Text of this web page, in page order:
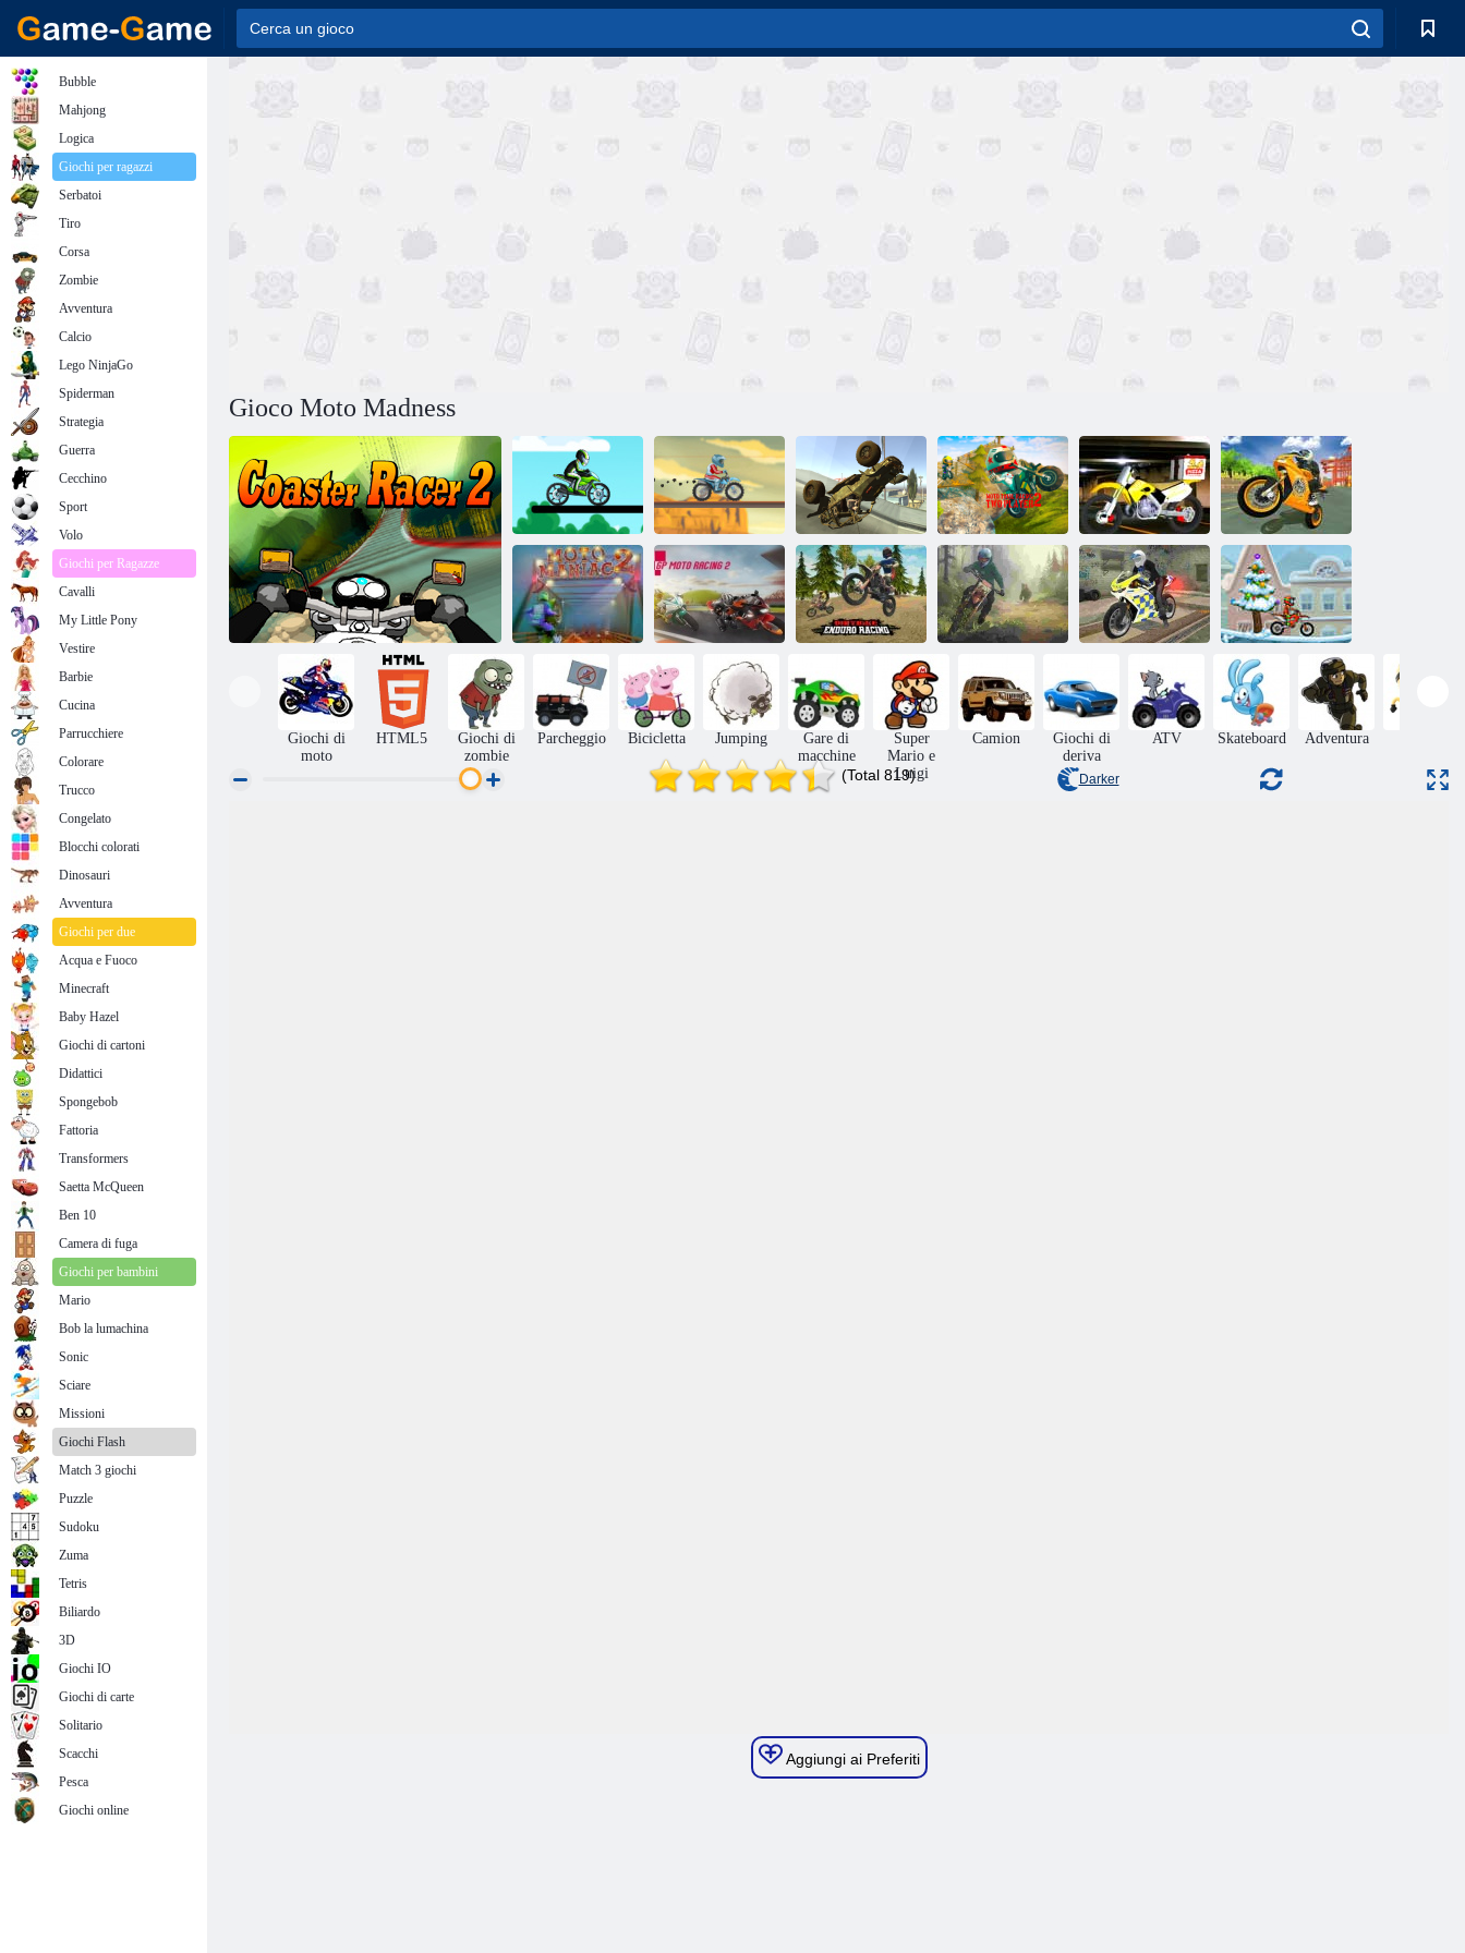
Gioco Moto Madness
Bike Racing 2 Corsa X-Trial Rally gratuito 2
Moto Trial
Racing 2: due
giocatori
Deliverità per
pizza per
motociclette
2020
Moto Real Bike
Racing
Moto Maniac 2
GP Moto
Racing 2
Sterl bici enduro
corse
Moto Maniac 3
Bike estremo
che guida 3d
Moto x3m 4
inverno
Giochi di
moto
HTML5
Giochi di
zombie
Parcheggio Bicicletta Jumping
Gare di
macchine
Super
Mario e
Luigi
Camion
Giochi di
deriva
ATV Skateboard Adventura
(Total 819) Darker
Aggiungi ai Preferiti
Bubble
Mahjong
Logica
Giochi per ragazzi
Serbatoi
Tiro
Corsa
Zombie
Avventura
Calcio
Lego NinjaGo
Spiderman
Strategia
Guerra
Cecchino
Sport
Volo
Giochi per Ragazze
Cavalli
My Little Pony
Vestire
Barbie
Cucina
Parrucchiere
Colorare
Trucco
Congelato
Blocchi colorati
Dinosauri
Avventura
Giochi per due
Acqua e Fuoco
Minecraft
Baby Hazel
Giochi di cartoni
Didattici
Spongebob
Fattoria
Transformers
Saetta McQueen
Ben 10
Camera di fuga
Giochi per bambini
Mario
Bob la lumachina
Sonic
Sciare
Missioni
Giochi Flash
Match 3 giochi
Puzzle
Sudoku
Zuma
Tetris
Biliardo
3D
Giochi IO
Giochi di carte
Solitario
Scacchi
Pesca
Giochi online